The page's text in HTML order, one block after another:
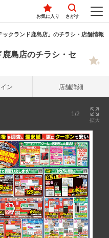
お気に入り さがす
ックランド鹿島店」のチラシ・店舗情報
島店のチラシ・セ
ン 店舗詳細
1/2
拡大